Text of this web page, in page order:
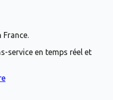
France.
service en temps réel et